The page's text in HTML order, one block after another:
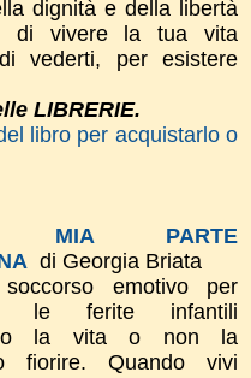
dignità e della libertà
di vivere la tua vita
vederti, per esistere
LIBRERIE.
libro per acquistarlo o
MIA PARTE
di Georgia Briata
emotivo per
le ferite infantili
la vita o non la
fiorire. Quando vivi